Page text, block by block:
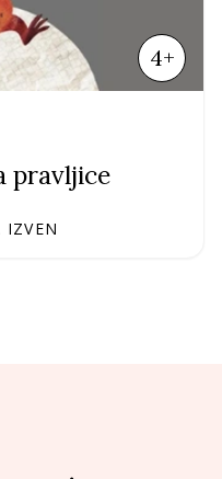
4+
pravljice
IZVEN